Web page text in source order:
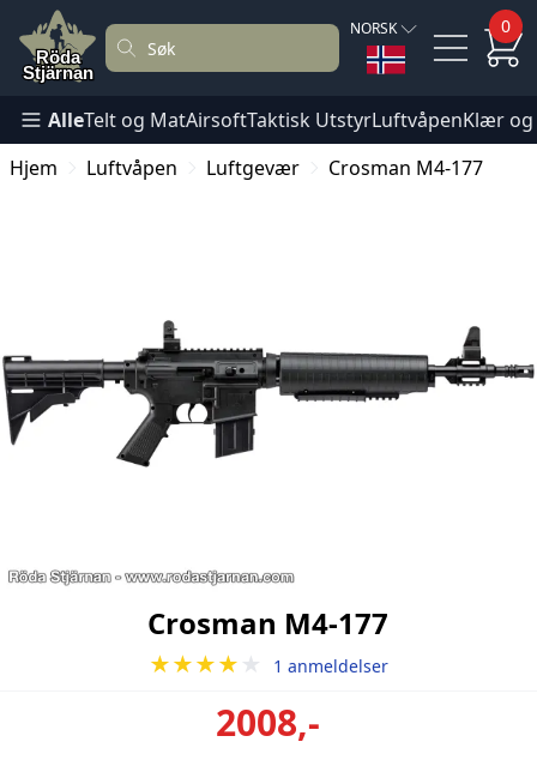
NORSK 0
AlleTelt og MatAirsoftTaktisk UtstyrLuftvåpenKlær
Hjem
Luftvåpen Luftgevær Crosman M4-177
Crosman M4-177
★★★★ ★ 1 anmeldelser
2008,-